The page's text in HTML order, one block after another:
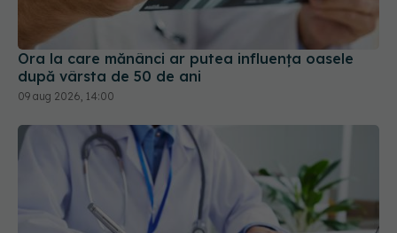
09 aug 2026, 14:00